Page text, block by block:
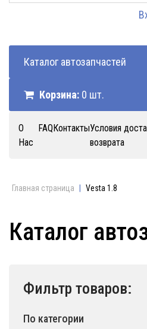
Каталог автозапчастей
Корзина: 0 шт.
О
Нас
FAQКонтактыУсловия
возврата
Главная страница Vesta 1.8
Каталог
Фильтр товаров:
По категории